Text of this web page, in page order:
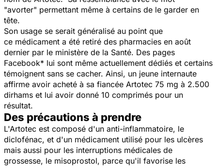
"avorter" permettant même à certains de le garder en
tête.
Son usage se serait généralisé au point que
ce médicament a été retiré des pharmacies en août
dernier par le ministère de la Santé. Des pages
Facebook* lui sont même actuellement dédiés et certains
témoignent sans se cacher. Ainsi, un jeune internaute
affirme avoir acheté à sa fiancée Artotec 75 mg à 2.500
dirhams et lui avoir donné 10 comprimés pour un
résultat.
Des précautions à prendre
L'Artotec est composé d'un anti-inflammatoire, le
diclofénac, et d'un médicament utilisé pour les ulcères
mais aussi pour les interruptions médicales de
grossesse, le misoprostol, parce qu'il favorise les